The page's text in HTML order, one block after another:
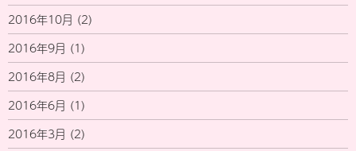
2016年10月 (2)
2016年9月 (1)
2016年8月 (2)
2016年6月 (1)
2016年3月 (2)